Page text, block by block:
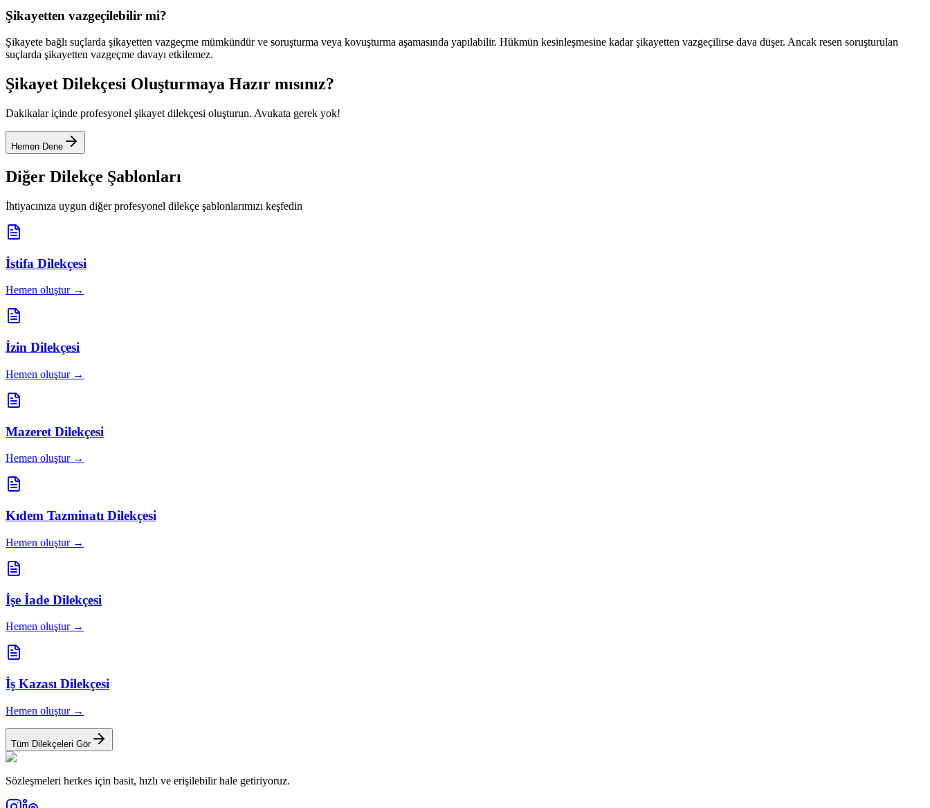
Şikayetten vazgeçilebilir mi?
Şikayete bağlı suçlarda şikayetten vazgeçme mümkündür ve soruşturma veya kovuşturma aşamasında yapılabilir. Hükmün kesinleşmesine kadar şikayetten vazgeçilirse dava düşer. Ancak resen soruşturulan
suçlarda şikayetten vazgeçme davayı etkilemez.
Şikayet Dilekçesi Oluşturmaya Hazır mısınız?
Dakikalar içinde profesyonel şikayet dilekçesi oluşturun. Avukata gerek yok!
Hemen Dene
Diğer Dilekçe Şablonları
İhtiyacınıza uygun diğer profesyonel dilekçe şablonlarımızı keşfedin
İstifa Dilekçesi
Hemen oluştur →
İzin Dilekçesi
Hemen oluştur →
Mazeret Dilekçesi
Hemen oluştur →
Kıdem Tazminatı Dilekçesi
Hemen oluştur →
İşe İade Dilekçesi
Hemen oluştur →
İş Kazası Dilekçesi
Hemen oluştur →
Tüm Dilekçeleri Gör
Sözleşmeleri herkes için basit, hızlı ve erişilebilir hale getiriyoruz.